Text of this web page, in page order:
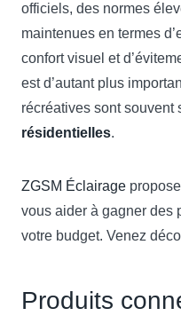
officiels, des normes
maintenues en termes
confort visuel et
est d’autant plus
récréatives sont souvent
résidentielles.
ZGSM Éclairage
vous aider à gagner des
votre budget. Venez
Produits